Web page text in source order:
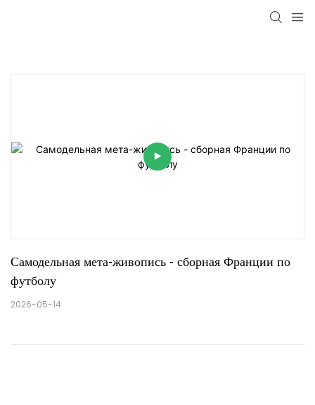
Самодельная мета-живопись - сборная Франции по
футболу
2026-05-14